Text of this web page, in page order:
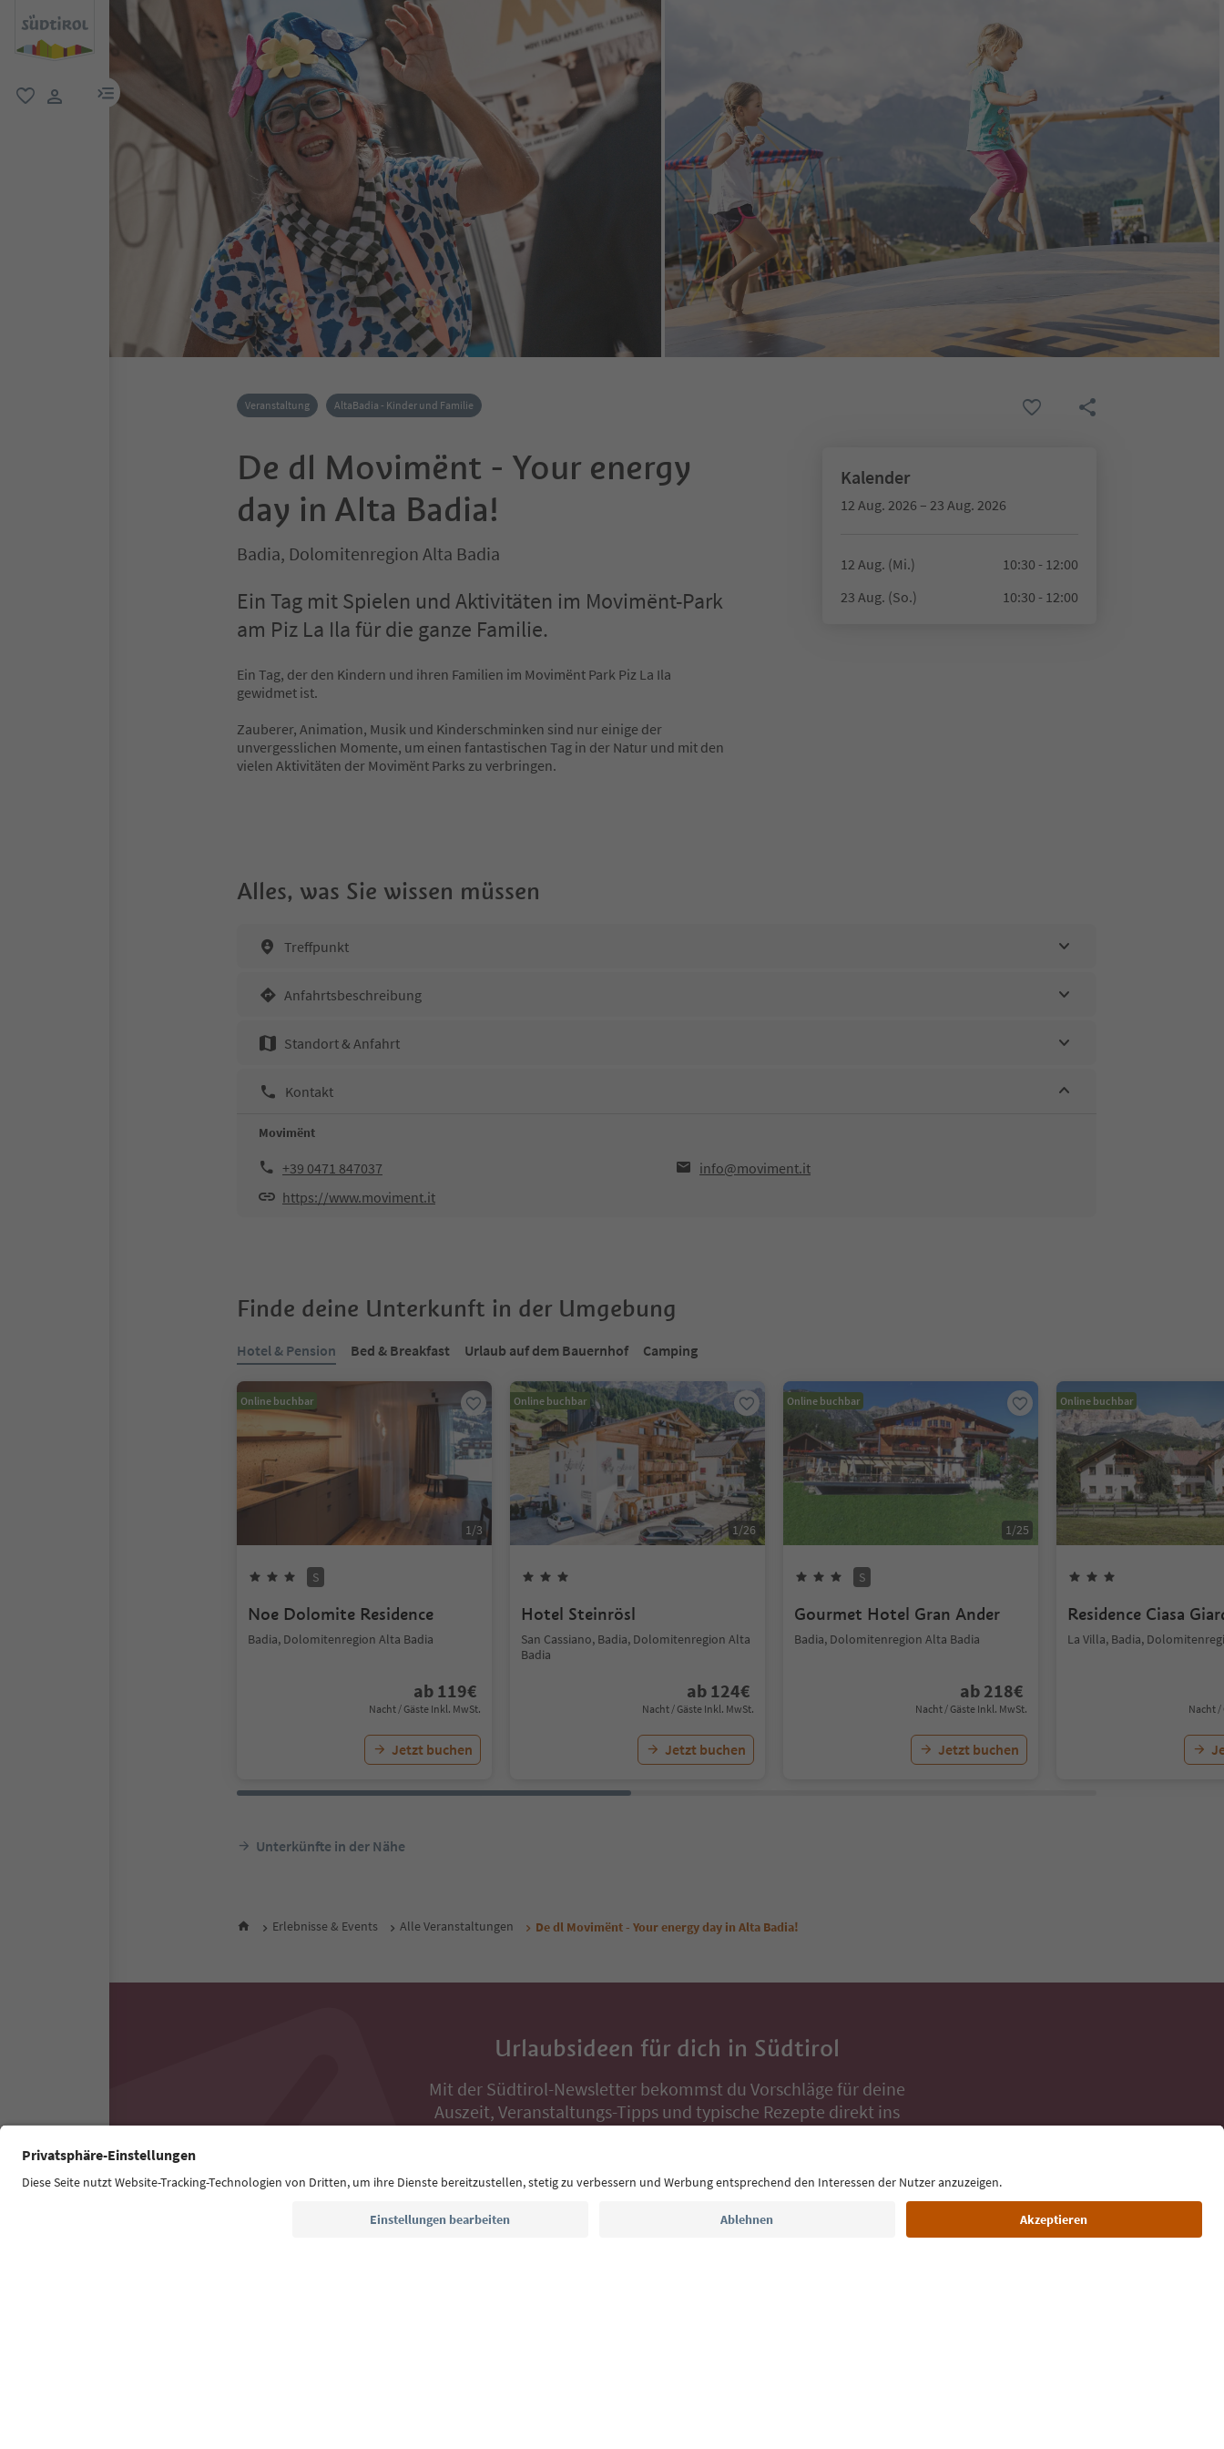
menu link
Veranstaltung AltaBadia - Kinder und Familie
De dl Movimënt - Your energy
day in Alta Badia!
Badia, Dolomitenregion Alta Badia
Ein Tag mit Spielen und Aktivitäten im Movimënt-Park
am Piz La Ila für die ganze Familie.
Ein Tag, der den Kindern und ihren Familien im Movimënt Park Piz La Ila
gewidmet ist.
Zauberer, Animation, Musik und Kinderschminken sind nur einige der
unvergesslichen Momente, um einen fantastischen Tag in der Natur und mit den
vielen Aktivitäten der Movimënt Parks zu verbringen.
Kalender
12 Aug. 2026 – 23 Aug. 2026
12 Aug. (Mi.)
10:30 - 12:00
23 Aug. (So.)
10:30 - 12:00
Alles, was Sie wissen müssen
Treffpunkt
Anfahrtsbeschreibung
Standort & Anfahrt
Kontakt
Movimënt
+39 0471 847037
info@moviment.it
https://www.moviment.it
Finde deine Unterkunft in der Umgebung
Hotel & Pension Bed & Breakfast Urlaub auf dem Bauernhof Camping
Online buchbar
1/3
S
Noe Dolomite Residence
Badia, Dolomitenregion Alta Badia
ab 119€
Nacht / Gäste Inkl. MwSt.
Jetzt buchen
Online buchbar
1/26
Hotel Steinrösl
San Cassiano, Badia, Dolomitenregion Alta
Badia
ab 124€
Nacht / Gäste Inkl. MwSt.
Jetzt buchen
Online buchbar
1/25
S
Gourmet Hotel Gran Ander
Badia, Dolomitenregion Alta Badia
ab 218€
Nacht / Gäste Inkl. MwSt.
Jetzt buchen
Online buchbar
Residence Ciasa
La Villa, Badia,
Nacht /
Unterkünfte in der Nähe
Erlebnisse & Events Alle Veranstaltungen De dl Movimënt - Your energy day in Alta Badia!
Urlaubsideen für dich in Südtirol
Mit der Südtirol-Newsletter bekommst du Vorschläge für deine
Auszeit, Veranstaltungs-Tipps und typische Rezepte direkt ins